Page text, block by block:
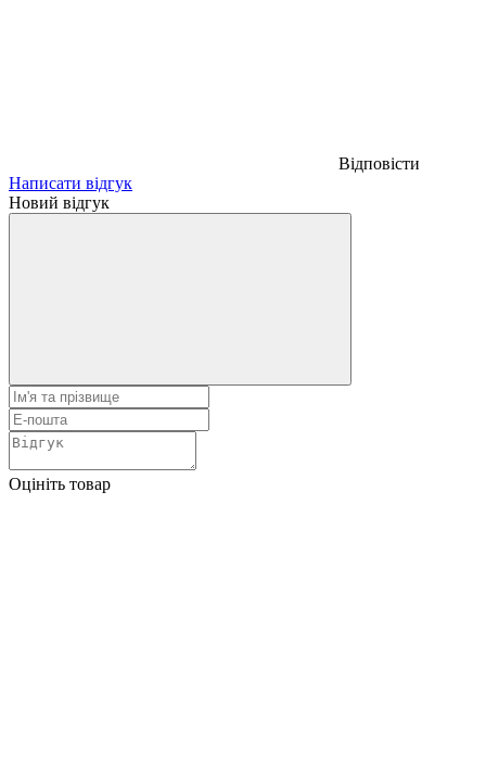
Відповісти
Написати відгук
Новий відгук
Оцініть товар